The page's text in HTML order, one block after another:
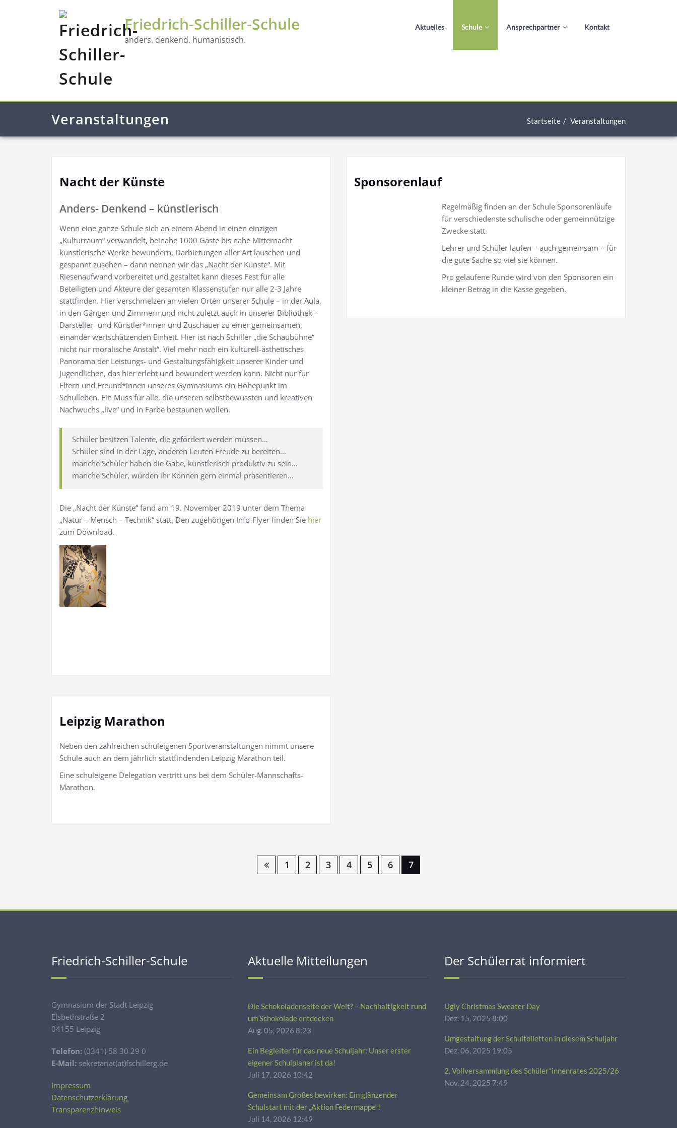
Friedrich-Schiller-Schule
anders. denkend. humanistisch.
Aktuelles Schule Ansprechpartner Kontakt
Veranstaltungen Startseite Veranstaltungen
Nacht der Künste
Anders- Denkend – künstlerisch
Wenn eine ganze Schule sich an einem Abend in einen einzigen
„Kulturraum“ verwandelt, beinahe 1000 Gäste bis nahe Mitternacht
künstlerische Werke bewundern, Darbietungen aller Art lauschen und
gespannt zusehen – dann nennen wir das „Nacht der Künste“. Mit
Riesenaufwand vorbereitet und gestaltet kann dieses Fest für alle
Beteiligten und Akteure der gesamten Klassenstufen nur alle 2-3 Jahre
stattfinden. Hier verschmelzen an vielen Orten unserer Schule – in der Aula,
in den Gängen und Zimmern und nicht zuletzt auch in unserer Bibliothek –
Darsteller- und Künstler*innen und Zuschauer zu einer gemeinsamen,
einander wertschätzenden Einheit. Hier ist nach Schiller „die Schaubühne“
nicht nur moralische Anstalt“. Viel mehr noch ein kulturell-ästhetisches
Panorama der Leistungs- und Gestaltungsfähigkeit unserer Kinder und
Jugendlichen, das hier erlebt und bewundert werden kann. Nicht nur für
Eltern und Freund*innen unseres Gymnasiums ein Höhepunkt im
Schulleben. Ein Muss für alle, die unseren selbstbewussten und kreativen
Nachwuchs „live“ und in Farbe bestaunen wollen.
Schüler besitzen Talente, die gefördert werden müssen…
Schüler sind in der Lage, anderen Leuten Freude zu bereiten…
manche Schüler haben die Gabe, künstlerisch produktiv zu sein…
manche Schüler, würden ihr Können gern einmal präsentieren…
Die „Nacht der Künste“ fand am 19. November 2019 unter dem Thema
„Natur – Mensch – Technik“ statt. Den zugehörigen Info-Flyer finden Sie hier
zum Download.
Leipzig Marathon
Neben den zahlreichen schuleigenen Sportveranstaltungen nimmt unsere
Schule auch an dem jährlich stattfindenden Leipzig Marathon teil.
Eine schuleigene Delegation vertritt uns bei dem Schüler-Mannschafts-
Marathon.
Sponsorenlauf
Regelmäßig finden an der Schule Sponsorenläufe
für verschiedenste schulische oder gemeinnützige
Zwecke statt.
Lehrer und Schüler laufen – auch gemeinsam – für
die gute Sache so viel sie können.
Pro gelaufene Runde wird von den Sponsoren ein
kleiner Betrag in die Kasse gegeben.
1 2 3 4 5 6 7
Friedrich-Schiller-Schule
Gymnasium der Stadt Leipzig
Elsbethstraße 2
04155 Leipzig
Telefon: (0341) 58 30 29 0
E-Mail: sekretariat(at)fschillerg.de
Impressum
Datenschutzerklärung
Transparenzhinweis
Aktuelle Mitteilungen
Die Schokoladenseite der Welt? – Nachhaltigkeit rund
um Schokolade entdecken
Aug. 05, 2026 8:23
Ein Begleiter für das neue Schuljahr: Unser erster
eigener Schulplaner ist da!
Juli 17, 2026 10:42
Gemeinsam Großes bewirken: Ein glänzender
Schulstart mit der „Aktion Federmappe“!
Juli 14, 2026 12:49
Der Schülerrat informiert
Ugly Christmas Sweater Day
Dez. 15, 2025 8:00
Umgestaltung der Schultoiletten in diesem Schuljahr
Dez. 06, 2025 19:05
2. Vollversammlung des Schüler*innenrates 2025/26
Nov. 24, 2025 7:49